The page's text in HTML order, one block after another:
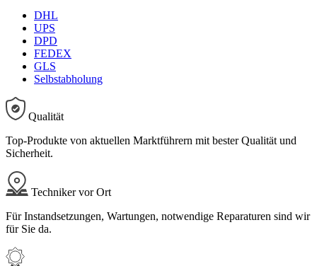
DHL
UPS
DPD
FEDEX
GLS
Selbstabholung
Qualität
Top-Produkte von aktuellen Marktführern mit bester Qualität und
Sicherheit.
Techniker vor Ort
Für Instandsetzungen, Wartungen, notwendige Reparaturen sind wir
für Sie da.